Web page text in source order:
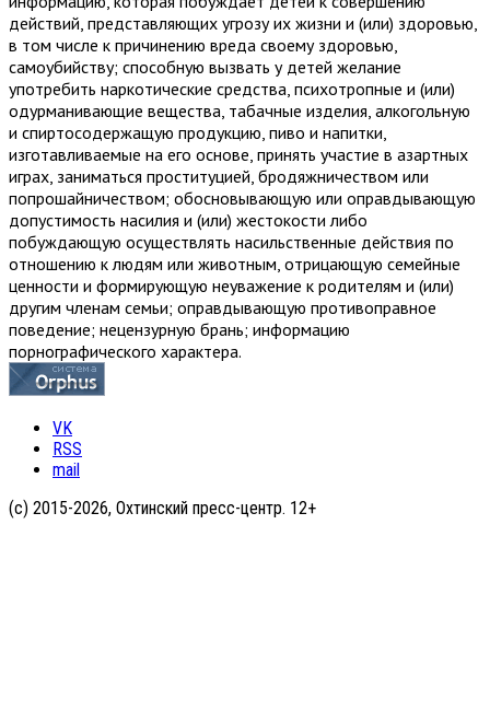
действий, представляющих угрозу их жизни и (или) здоровью,
в том числе к причинению вреда своему здоровью,
самоубийству; способную вызвать у детей желание
употребить наркотические средства, психотропные и (или)
одурманивающие вещества, табачные изделия, алкогольную
и спиртосодержащую продукцию, пиво и напитки,
изготавливаемые на его основе, принять участие в азартных
играх, заниматься проституцией, бродяжничеством или
попрошайничеством; обосновывающую или оправдывающую
допустимость насилия и (или) жестокости либо
побуждающую осуществлять насильственные действия по
отношению к людям или животным, отрицающую семейные
ценности и формирующую неуважение к родителям и (или)
другим членам семьи; оправдывающую противоправное
поведение; нецензурную брань; информацию
порнографического характера.
VK
RSS
mail
(с) 2015-2026, Охтинский пресс-центр. 12+